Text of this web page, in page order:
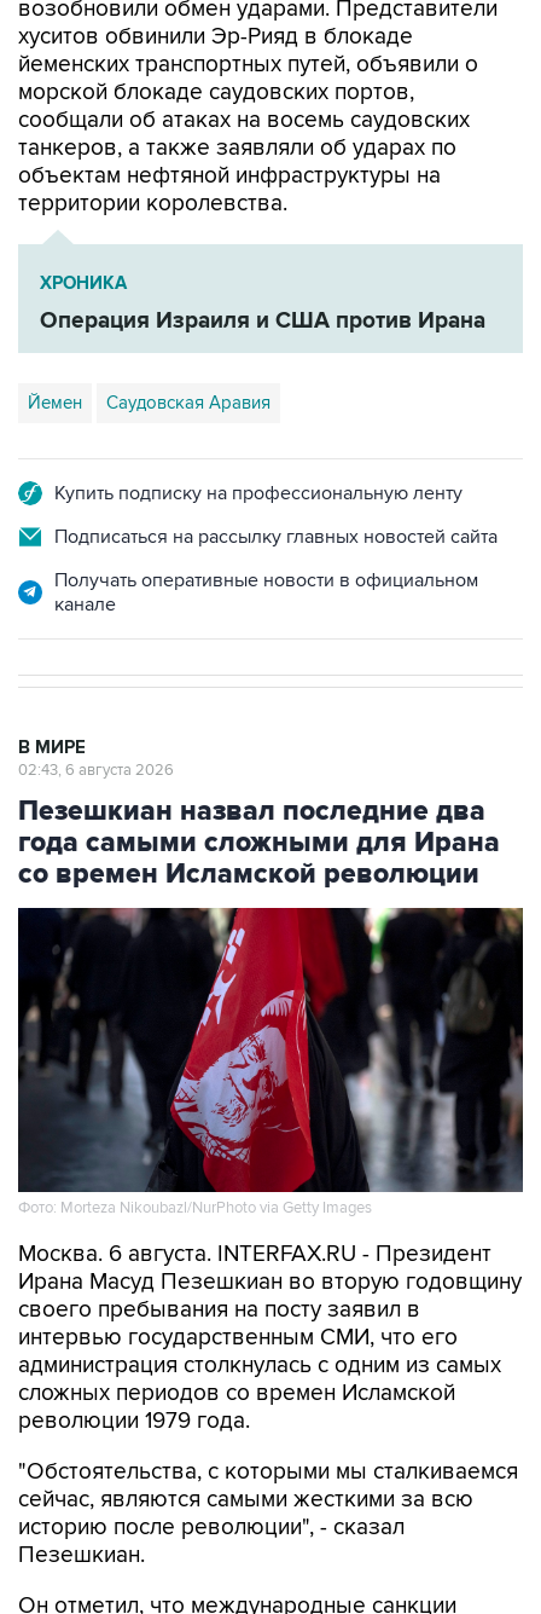
йеменских транспортных путей, объявили о
морской блокаде саудовских портов,
сообщали об атаках на восемь саудовских
танкеров, а также заявляли об ударах по
объектам нефтяной инфраструктуры на
территории королевства.
ХРОНИКА
Операция Израиля и США против Ирана
Йемен Саудовская Аравия
Подписаться на рассылку главных новостей сайта
Получать оперативные новости в официальном
канале
Пезешкиан назвал последние два
года самыми сложными для Ирана
со времен Исламской революции
Фото: Morteza Nikoubazl/NurPhoto via Getty Images
Москва. 6 августа. INTERFAX.RU - Президент
своего пребывания на посту заявил в
интервью государственным СМИ, что его
администрация столкнулась с одним из самых
сложных периодов со времен Исламской
революции 1979 года.
"Обстоятельства, с которыми мы сталкиваемся
историю после революции", - сказал
Пезешкиан.
Он отметил, что международные санкции